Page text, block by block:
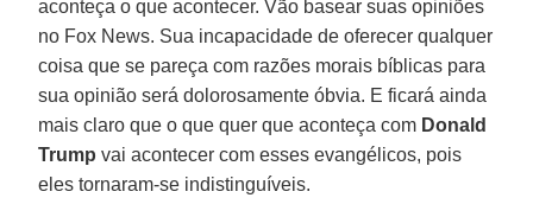
aconteça o que acontecer. Vão basear suas opiniões
no Fox News. Sua incapacidade de oferecer qualquer
coisa que se pareça com razões morais bíblicas para
sua opinião será dolorosamente óbvia. E ficará ainda
mais claro que o que quer que aconteça com Donald
Trump vai acontecer com esses evangélicos, pois
eles tornaram-se indistinguíveis.